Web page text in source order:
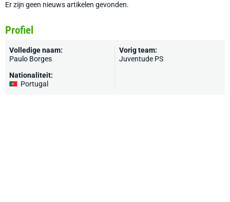
Er zijn geen nieuws artikelen gevonden.
Profiel
Volledige naam:
Paulo Borges
Nationaliteit:
Portugal
Vorig team:
Juventude PS